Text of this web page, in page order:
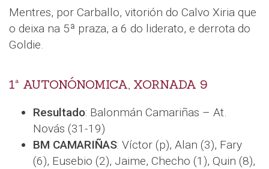
Mentres, por Carballo, vitorión do Calvo Xiria que
o deixa na 5ª praza, a 6 do liderato, e derrota do
Goldie.
1ª AUTONÓNOMICA, XORNADA 9
Resultado: Balonmán Camariñas – At.
Novás (31-19)
BM CAMARIÑAS: Víctor (p), Alan (3), Fary
(6), Eusebio (2), Jaime, Checho (1), Quin (8),